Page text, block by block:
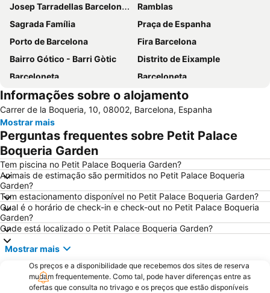
Josep Tarradellas Barcelona–El Prat Airport
Ramblas
Sagrada Família
Praça de Espanha
Porto de Barcelona
Fira Barcelona
Bairro Gótico - Barri Gòtic
Distrito de Eixample
Barceloneta
Barceloneta
Estádio Olímpico de Montjuïc
Camp Nou
Estació de Sants
Palácio Sant Jordi
Praça Catalunha
Sagrada Família Metro Station
La Dreta de l'Eixample
Metrô de Barcelona
Plaza Catalunya
Aeroport T1 Metro Station
Ciutat Vella
Catedral Basílica de Barcelona
Estació de Plaça Catalunya
Gràcia
Circuit de Catalunya
Parque do centro de Poblenou
El Born
La Salut
Sants
Parque do Forum
Casino de Barcelona
Informações sobre o alojamento
Carrer de la Boqueria, 10, 08002, Barcelona, Espanha
Mostrar mais
Perguntas frequentes sobre Petit Palace
Boqueria Garden
Tem piscina no Petit Palace Boqueria Garden?
Animais de estimação são permitidos no Petit Palace Boqueria
Garden?
Tem estacionamento disponível no Petit Palace Boqueria Garden?
Qual é o horário de check-in e check-out no Petit Palace Boqueria
Garden?
Onde está localizado o Petit Palace Boqueria Garden?
Mostrar mais
Os preços e a disponibilidade que recebemos dos sites de reserva
mudam frequentemente. Como tal, pode haver diferenças entre as
ofertas que consulta no trivago e os preços que estão disponíveis